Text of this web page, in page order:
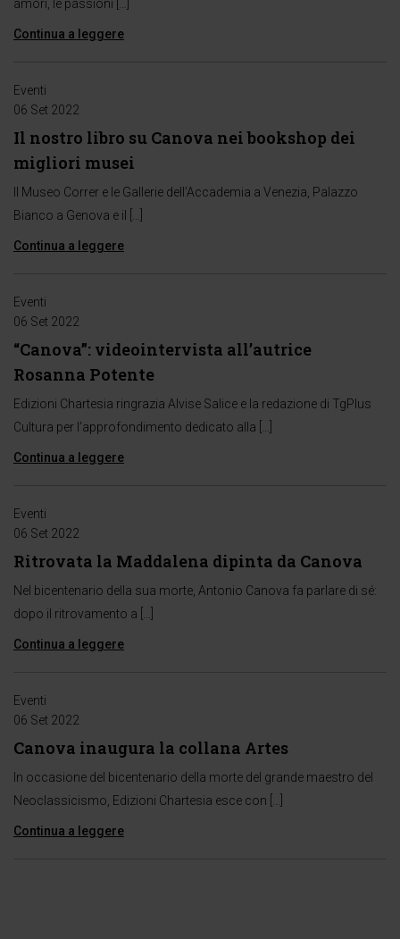
amori, le passioni […]
Continua a leggere
Eventi
06 Set 2022
Il nostro libro su Canova nei bookshop dei
migliori musei
Il Museo Correr e le Gallerie dell’Accademia a Venezia, Palazzo
Bianco a Genova e il […]
Continua a leggere
Eventi
06 Set 2022
“Canova”: videointervista all’autrice
Rosanna Potente
Edizioni Chartesia ringrazia Alvise Salice e la redazione di TgPlus
Cultura per l’approfondimento dedicato alla […]
Continua a leggere
Eventi
06 Set 2022
Ritrovata la Maddalena dipinta da Canova
Nel bicentenario della sua morte, Antonio Canova fa parlare di sé:
dopo il ritrovamento a […]
Continua a leggere
Eventi
06 Set 2022
Canova inaugura la collana Artes
In occasione del bicentenario della morte del grande maestro del
Neoclassicismo, Edizioni Chartesia esce con […]
Continua a leggere